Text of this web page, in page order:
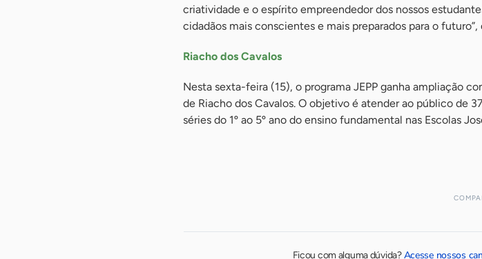
criatividade e o espírito empreendedor dos nossos
cidadãos mais conscientes e mais preparados para o
Riacho dos Cavalos
Nesta sexta-feira (15), o programa JEPP ganha ampliação
de Riacho dos Cavalos. O objetivo é atender ao público de
séries do 1º ao 5º ano do ensino fundamental nas Escolas
Ficou com alguma dúvida?Acesse nossos